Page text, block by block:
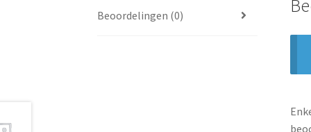
Beoordelingen (0)